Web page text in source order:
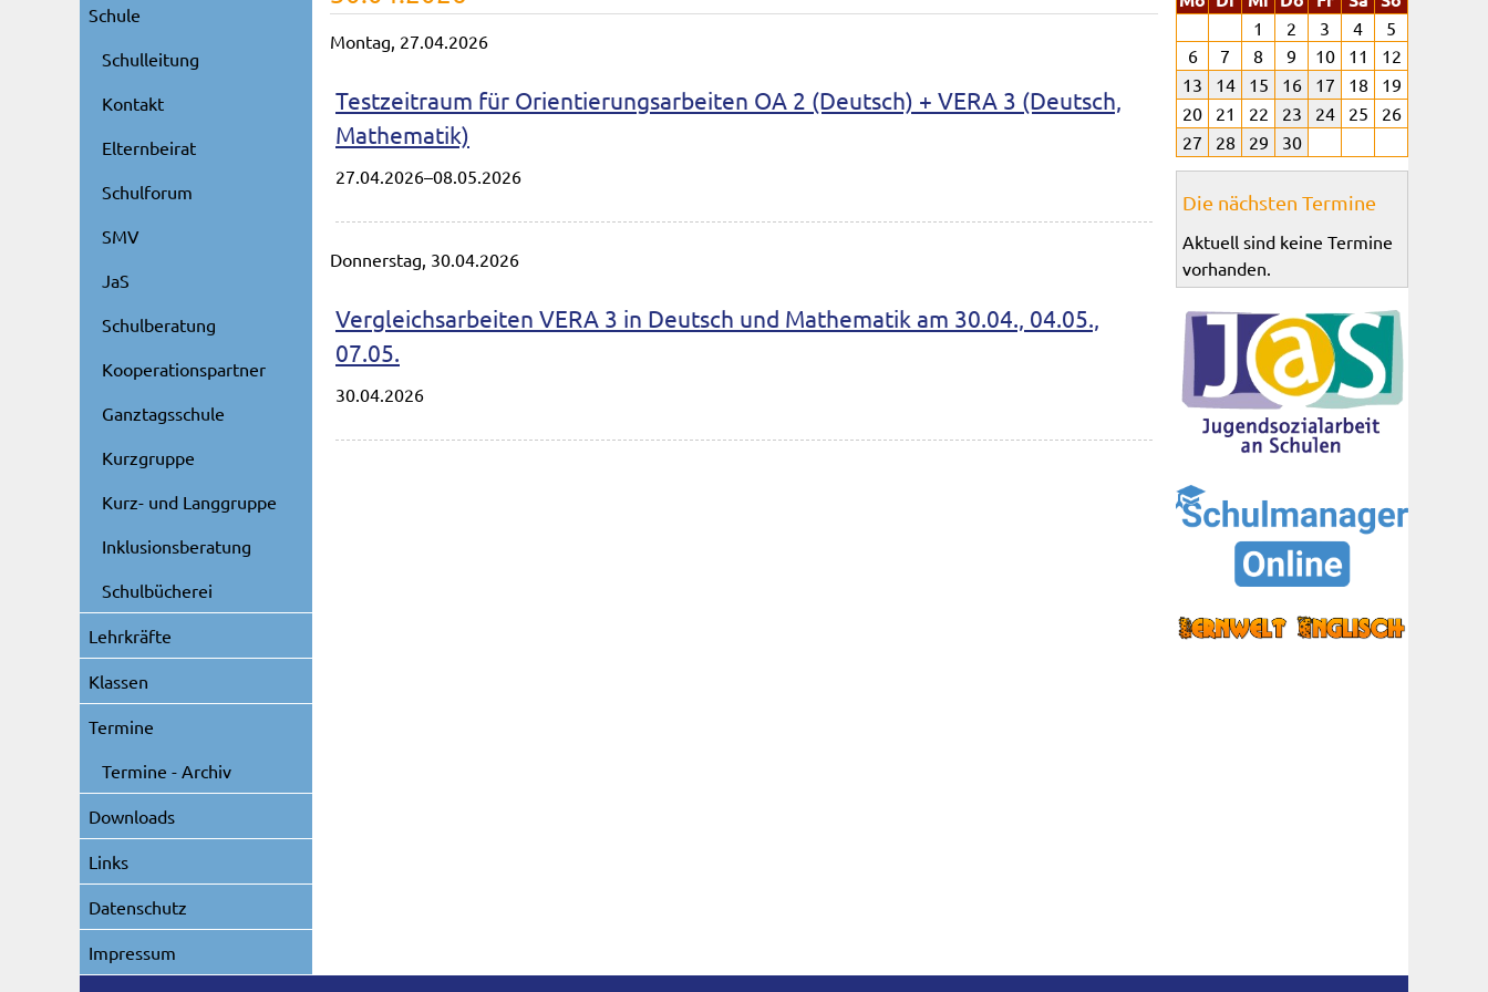
Montag, 27.04.2026
Testzeitraum für Orientierungsarbeiten OA 2 (Deutsch) + VERA 3 (Deutsch,
Mathematik)
27.04.2026–08.05.2026
Donnerstag, 30.04.2026
Vergleichsarbeiten VERA 3 in Deutsch und Mathematik am 30.04., 04.05.,
07.05.
30.04.2026
Schule
Schulleitung
Kontakt
Elternbeirat
Schulforum
SMV
JaS
Schulberatung
Kooperationspartner
Ganztagsschule
Kurzgruppe
Kurz- und Langgruppe
Inklusionsberatung
Schulbücherei
Lehrkräfte
Klassen
Termine
Termine - Archiv
Downloads
Links
Datenschutz
Impressum
1 2 3 4
5
6
7 8 9 10 11
12
13
14 15 16 17 18
19
20
21 22 23 24 25
26
27
28 29 30
Die nächsten Termine
Aktuell sind keine Termine
vorhanden.